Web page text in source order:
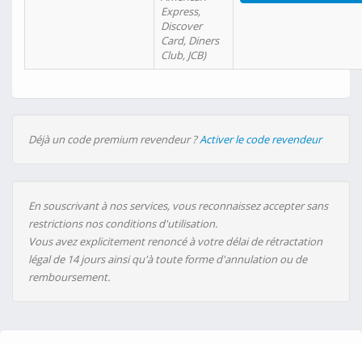
Express,
Discover
Card, Diners
Club, JCB)
Déjà un code premium revendeur ?Activer le code revendeur
En souscrivant à nos services, vous reconnaissez accepter sans
restrictions nos conditions d'utilisation.
Vous avez explicitement renoncé à votre délai de rétractation
légal de 14 jours ainsi qu'à toute forme d'annulation ou de
remboursement.